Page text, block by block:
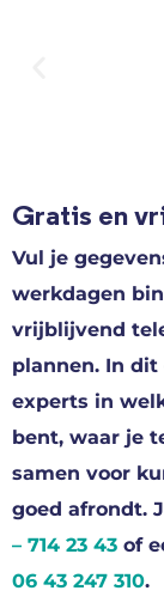
Gratis en
Vul je
werkdagen
vrijblijvend
plannen. In
experts in
bent, waar je
samen voor
goed afrondt.
– 714 23 43 of
06 43 247 310.